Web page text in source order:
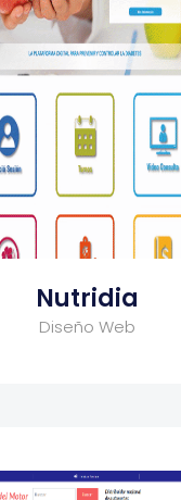
Nutridia
Diseño Web